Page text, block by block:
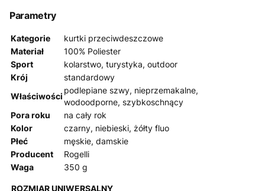
Parametry
Kategorie
kurtki przeciwdeszczowe
Materiał
100% Poliester
Sport
kolarstwo, turystyka, outdoor
Krój
standardowy
Właściwości
podlepiane szwy, nieprzemakalne,
wodoodporne, szybkoschnący
Pora roku
na cały rok
Kolor
czarny, niebieski, żółty fluo
Płeć
męskie, damskie
Producent
Rogelli
Waga
350 g
ROZMIAR UNIWERSALNY